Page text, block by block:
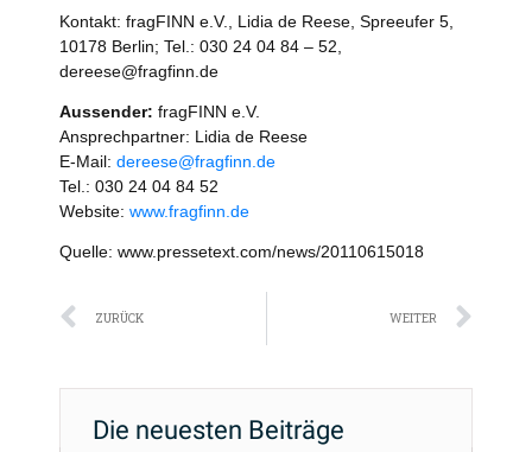
Kontakt: fragFINN e.V., Lidia de Reese, Spreeufer 5,
10178 Berlin; Tel.: 030 24 04 84 – 52,
dereese@fragfinn.de
Aussender: fragFINN e.V.
Ansprechpartner: Lidia de Reese
E-Mail: dereese@fragfinn.de
Tel.: 030 24 04 84 52
Website: www.fragfinn.de
Quelle: www.pressetext.com/news/20110615018
Zurück
ZURÜCK WEITER
Die neuesten Beiträge